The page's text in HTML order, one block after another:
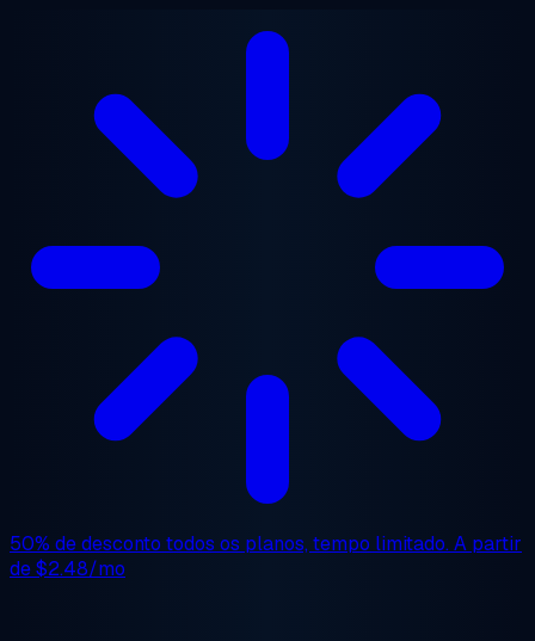
Saltar para o conteúdo principal
50% de desconto todos os planos, tempo limitado. A partir
de$2.48/mo